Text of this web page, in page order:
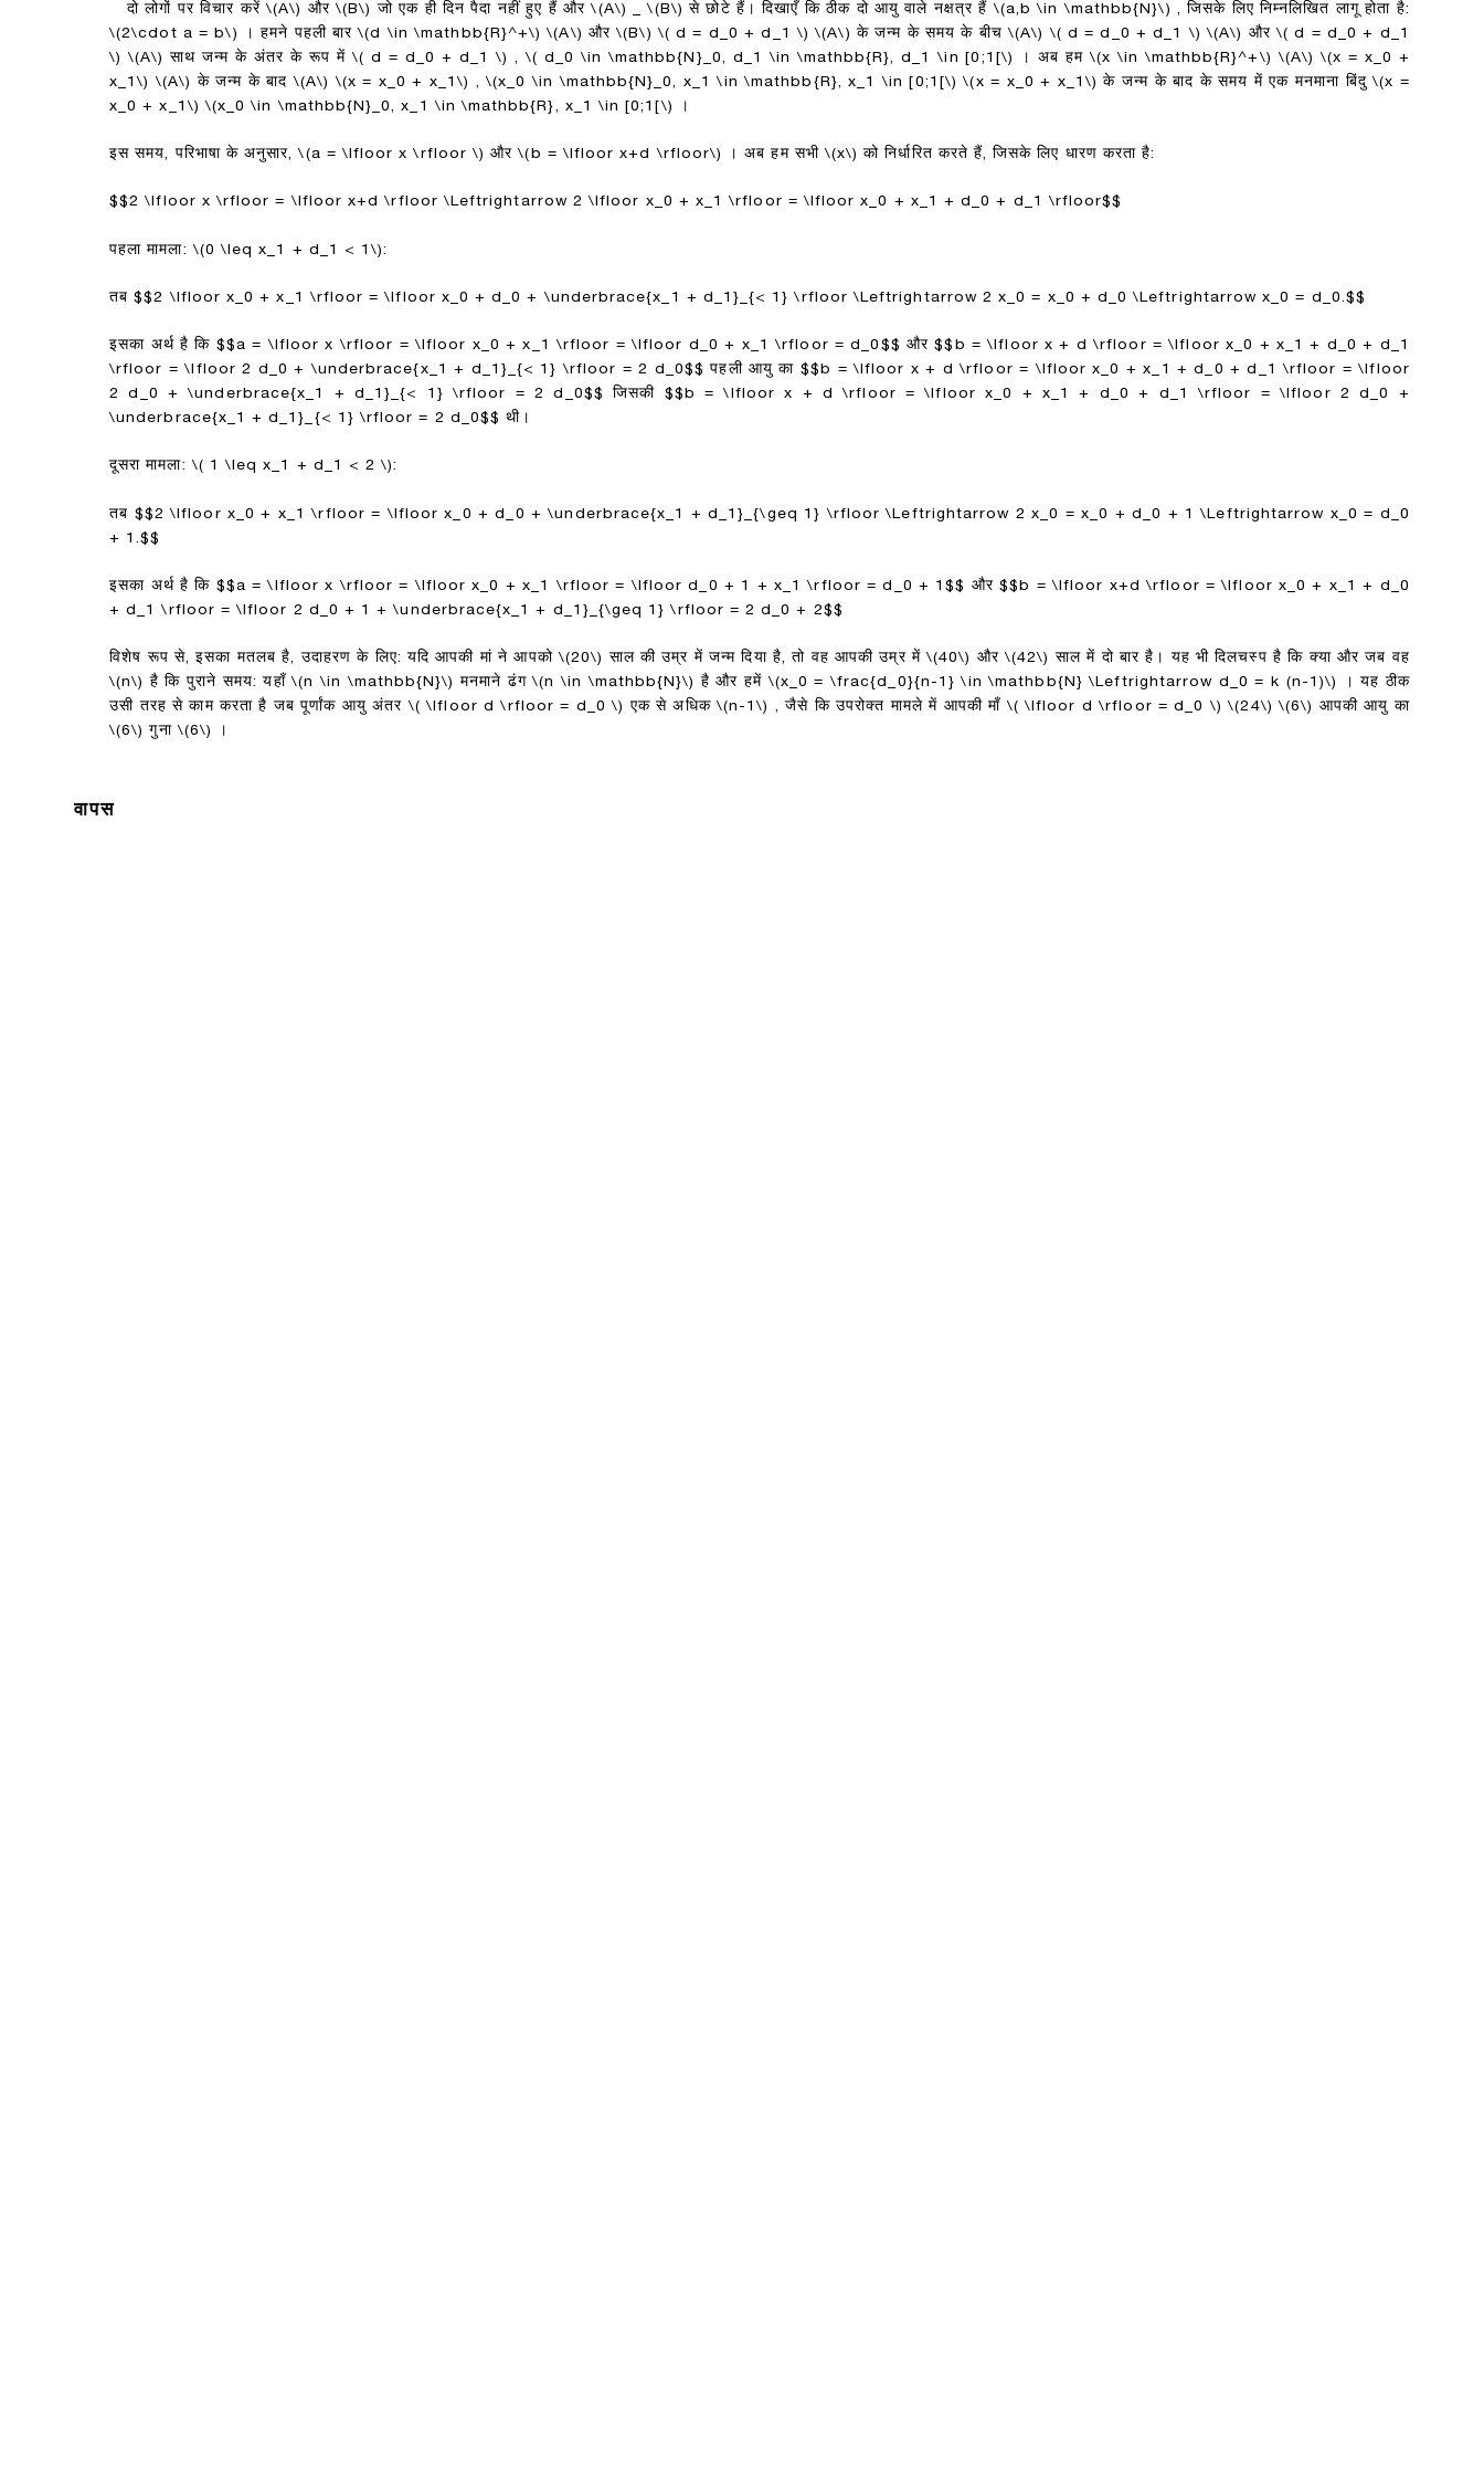
दो लोगों पर विचार करें\(A\) और\(B\) जो एक ही दिन पैदा नहीं हुए हैं और\(A\) _\(B\) से छोटे हैं। दिखाएँ कि ठीक दो आयु वाले नक्षत्र हैं \(a,b \in \mathbb{N}\) , जिसके लिए निम्नलिखित लागू होता है:
\(2\cdot a = b\)
। हमने पहली बार\(d \in \mathbb{R}^+\) \(A\) और\(B\) \( d = d_0 + d_1 \) \(A\) के जन्म के समय के बीच \(A\) \( d = d_0 + d_1 \) \(A\) और \( d = d_0 + d_1
\) \(A\) साथ जन्म के अंतर के रूप में\( d = d_0 + d_1 \) , \( d_0 \in \mathbb{N}_0, d_1 \in \mathbb{R}, d_1 \in [0;1[\) । अब हम \(x \in \mathbb{R}^+\) \(A\) \(x = x_0 +
x_1\) \(A\) के जन्म के बाद \(A\) \(x = x_0 + x_1\) ,\(x_0 \in \mathbb{N}_0, x_1 \in \mathbb{R}, x_1 \in [0;1[\) \(x = x_0 + x_1\) के जन्म के बाद के समय में एक मनमाना बिंदु\(x =
x_0 + x_1\) \(x_0 \in \mathbb{N}_0, x_1 \in \mathbb{R}, x_1 \in [0;1[\) ।
इस समय, परिभाषा के अनुसार,\(a = \lfloor x \rfloor \) और\(b = \lfloor x+d \rfloor\) । अब हम सभी \(x\) को निर्धारित करते हैं, जिसके लिए धारण करता है:
$$2 \lfloor x \rfloor = \lfloor x+d \rfloor \Leftrightarrow 2 \lfloor x_0 + x_1 \rfloor = \lfloor x_0 + x_1 + d_0 + d_1 \rfloor$$
पहला मामला: \(0 \leq x_1 + d_1 < 1\):
तब$$2 \lfloor x_0 + x_1 \rfloor = \lfloor x_0 + d_0 + \underbrace{x_1 + d_1}_{< 1} \rfloor \Leftrightarrow 2 x_0 = x_0 + d_0 \Leftrightarrow x_0 = d_0.$$
इसका अर्थ है कि $$a = \lfloor x \rfloor = \lfloor x_0 + x_1 \rfloor = \lfloor d_0 + x_1 \rfloor = d_0$$ और$$b = \lfloor x + d \rfloor = \lfloor x_0 + x_1 + d_0 + d_1
\rfloor = \lfloor 2 d_0 + \underbrace{x_1 + d_1}_{< 1} \rfloor = 2 d_0$$ पहली आयु का $$b = \lfloor x + d \rfloor = \lfloor x_0 + x_1 + d_0 + d_1 \rfloor = \lfloor
2 d_0 + \underbrace{x_1 + d_1}_{< 1} \rfloor = 2 d_0$$
जिसकी $$b = \lfloor x + d \rfloor = \lfloor x_0 + x_1 + d_0 + d_1 \rfloor = \lfloor 2 d_0 +
\underbrace{x_1 + d_1}_{< 1} \rfloor = 2 d_0$$ थी।
दूसरा मामला: \( 1 \leq x_1 + d_1 < 2 \):
तब $$2 \lfloor x_0 + x_1 \rfloor = \lfloor x_0 + d_0 + \underbrace{x_1 + d_1}_{\geq 1} \rfloor \Leftrightarrow 2 x_0 = x_0 + d_0 + 1 \Leftrightarrow x_0 = d_0
+ 1.$$
इसका अर्थ है कि $$a = \lfloor x \rfloor = \lfloor x_0 + x_1 \rfloor = \lfloor d_0 + 1 + x_1 \rfloor = d_0 + 1$$ और$$b = \lfloor x+d \rfloor = \lfloor x_0 + x_1 + d_0
+ d_1 \rfloor = \lfloor 2 d_0 + 1 + \underbrace{x_1 + d_1}_{\geq 1} \rfloor = 2 d_0 + 2$$
विशेष रूप से, इसका मतलब है, उदाहरण के लिए: यदि आपकी मां ने आपको \(20\) साल की उम्र में जन्म दिया है, तो वह आपकी उम्र में\(40\) और\(42\) साल में दो बार है। यह भी दिलचस्प है कि क्या और जब वह
\(n\) है कि पुराने समय: यहाँ\(n \in \mathbb{N}\) मनमाने ढंग\(n \in \mathbb{N}\) है और हमें \(x_0 = \frac{d_0}{n-1} \in \mathbb{N} \Leftrightarrow d_0 = k (n-1)\)
। यह ठीक
उसी तरह से काम करता है जब पूर्णांक आयु अंतर \( \lfloor d \rfloor = d_0 \) एक से अधिक\(n-1\) , जैसे कि उपरोक्त मामले में आपकी माँ \( \lfloor d \rfloor = d_0 \) \(24\) \(6\) आपकी आयु का
\(6\) गुना \(6\) ।
वापस